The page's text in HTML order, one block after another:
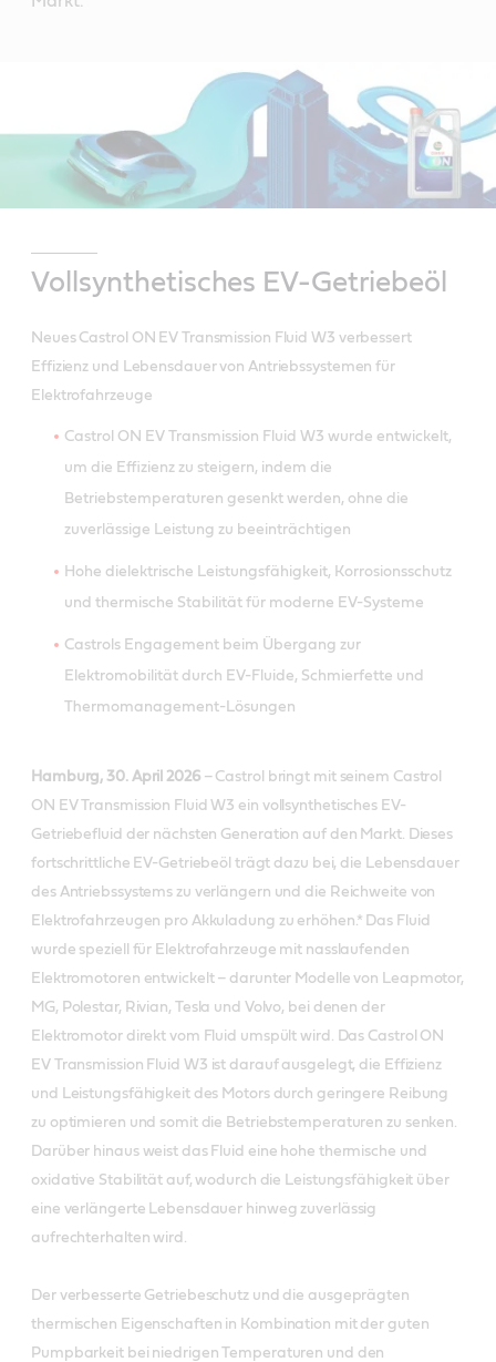
Vollsynthetisches EV-Getriebeöl
Neues Castrol ON EV Transmission Fluid W3 verbessert
Effizienz und Lebensdauer von Antriebssystemen für
Elektrofahrzeuge
Castrol ON EV Transmission Fluid W3 wurde entwickelt,
um die Effizienz zu steigern, indem die
Betriebstemperaturen gesenkt werden, ohne die
zuverlässige Leistung zu beeinträchtigen
Hohe dielektrische Leistungsfähigkeit, Korrosionsschutz
und thermische Stabilität für moderne EV-Systeme
Castrols Engagement beim Übergang zur
Elektromobilität durch EV-Fluide, Schmierfette und
Thermomanagement-Lösungen
Hamburg, 30. April 2026– Castrol bringt mit seinem Castrol
ON EV Transmission Fluid W3 ein vollsynthetisches EV-
Getriebefluid der nächsten Generation auf den Markt. Dieses
fortschrittliche EV-Getriebeöl trägt dazu bei, die Lebensdauer
des Antriebssystems zu verlängern und die Reichweite von
Elektrofahrzeugen pro Akkuladung zu erhöhen.* Das Fluid
wurde speziell für Elektrofahrzeuge mit nasslaufenden
Elektromotoren entwickelt – darunter Modelle von Leapmotor,
MG, Polestar, Rivian, Tesla und Volvo, bei denen der
Elektromotor direkt vom Fluid umspült wird. Das Castrol ON
EV Transmission Fluid W3 ist darauf ausgelegt, die Effizienz
und Leistungsfähigkeit des Motors durch geringere Reibung
zu optimieren und somit die Betriebstemperaturen zu senken.
Darüber hinaus weist das Fluid eine hohe thermische und
oxidative Stabilität auf, wodurch die Leistungsfähigkeit über
eine verlängerte Lebensdauer hinweg zuverlässig
aufrechterhalten wird.
Der verbesserte Getriebeschutz und die ausgeprägten
thermischen Eigenschaften in Kombination mit der guten
Pumpbarkeit bei niedrigen Temperaturen und den